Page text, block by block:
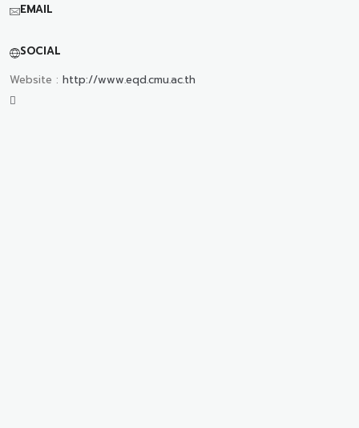
EMAIL
SOCIAL
Website : http://www.eqd.cmu.ac.th